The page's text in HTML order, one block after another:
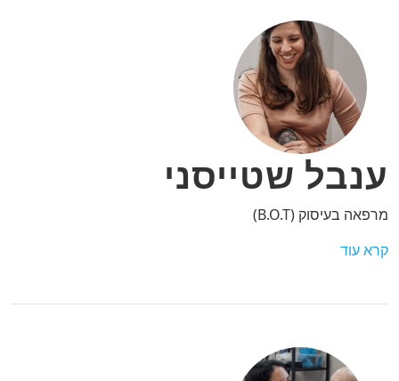
ענבל שטייסני
מרפאה בעיסוק (B.O.T)
קרא עוד